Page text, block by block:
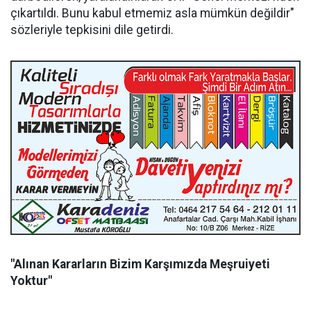
çıkartıldı. Bunu kabul etmemiz asla mümkün değildir"
sözleriyle tepkisini dile getirdi.
"Alınan Kararların Bizim Karşımızda Meşruiyeti
Yoktur"